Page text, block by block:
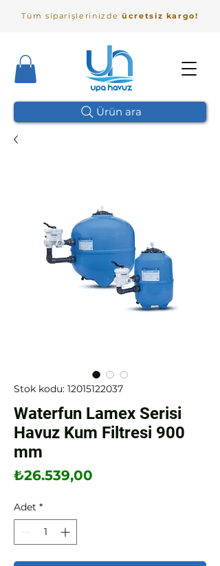
Tüm siparişlerinizde ücretsiz kargo!
Ürün ara
Stok kodu: 12015122037
Waterfun Lamex Serisi
Havuz Kum Filtresi 900
mm
₺26.539,00
Adet *